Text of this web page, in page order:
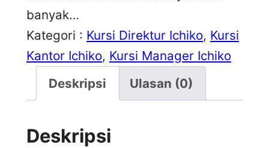
banyak…
Kategori : Kursi Direktur Ichiko, Kursi
Kantor Ichiko, Kursi Manager Ichiko
Deskripsi
Ulasan (0)
Deskripsi